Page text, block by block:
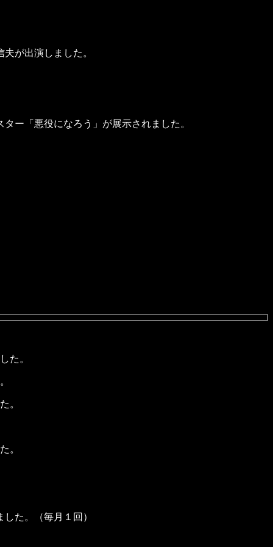
夫が出演しました。
ー「悪役になろう」が展示されました。
た。
。
。
た。（毎月１回）